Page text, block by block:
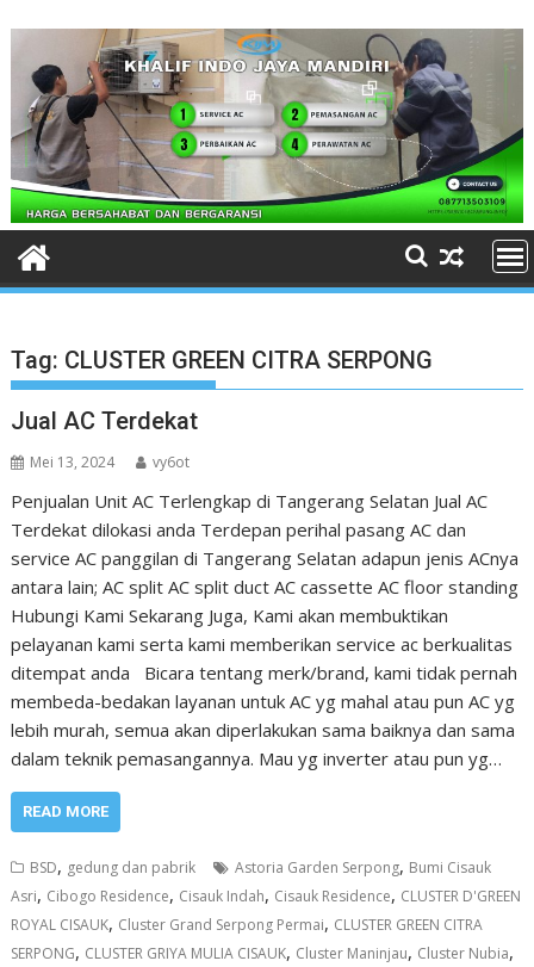
content
Tag: CLUSTER GREEN CITRA SERPONG
Jual AC Terdekat
Mei 13, 2024 vy6ot
Penjualan Unit AC Terlengkap di Tangerang Selatan Jual AC
Terdekat dilokasi anda Terdepan perihal pasang AC dan
service AC panggilan di Tangerang Selatan adapun jenis ACnya
antara lain; AC split AC split duct AC cassette AC floor standing
Hubungi Kami Sekarang Juga, Kami akan membuktikan
pelayanan kami serta kami memberikan service ac berkualitas
ditempat anda Bicara tentang merk/brand, kami tidak pernah
membeda-bedakan layanan untuk AC yg mahal atau pun AC yg
lebih murah, semua akan diperlakukan sama baiknya dan sama
dalam teknik pemasangannya. Mau yg inverter atau pun yg…
READ MORE
BSD, gedung dan pabrik Astoria Garden Serpong, Bumi Cisauk
Asri, Cibogo Residence, Cisauk Indah, Cisauk Residence, CLUSTER D'GREEN
ROYAL CISAUK, Cluster Grand Serpong Permai, CLUSTER GREEN CITRA
SERPONG, CLUSTER GRIYA MULIA CISAUK, Cluster Maninjau, Cluster Nubia,